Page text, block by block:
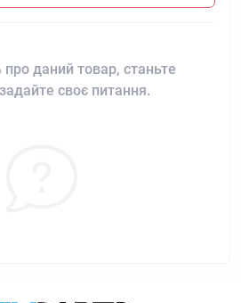
даний товар, станьте
своє питання.